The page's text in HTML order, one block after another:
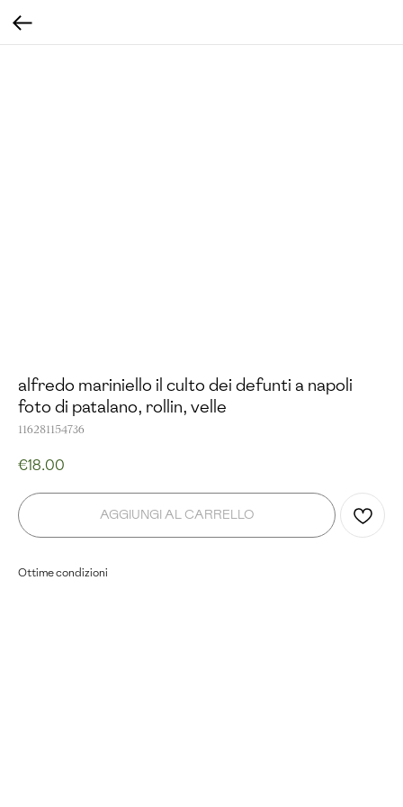
alfredo mariniello il culto dei defunti a napoli
foto di patalano, rollin, velle
116281154736
€18.00
AGGIUNGI AL CARRELLO
Ottime condizioni